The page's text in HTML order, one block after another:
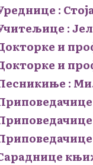
:
:
и
и
: